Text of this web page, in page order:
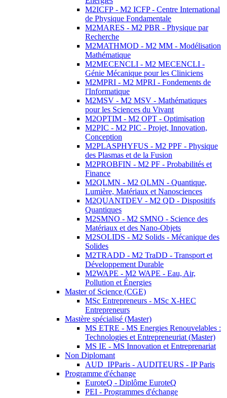
M2ICFP - M2 ICFP - Centre International
de Physique Fondamentale
M2MARES - M2 PBR - Physique par
Recherche
M2MATHMOD - M2 MM - Modélisation
Mathématique
M2MECENCLI - M2 MECENCLI -
Génie Mécanique pour les Cliniciens
M2MPRI - M2 MPRI - Fondements de
l'Informatique
M2MSV - M2 MSV - Mathématiques
pour les Sciences du Vivant
M2OPTIM - M2 OPT - Optimisation
M2PIC - M2 PIC - Projet, Innovation,
Conception
M2PLASPHYFUS - M2 PPF - Physique
des Plasmas et de la Fusion
M2PROBFIN - M2 PF - Probabilités et
Finance
M2QLMN - M2 QLMN - Quantique,
Lumière, Matériaux et Nanosciences
M2QUANTDEV - M2 QD - Dispositifs
Quantiques
M2SMNO - M2 SMNO - Science des
Matériaux et des Nano-Objets
M2SOLIDS - M2 Solids - Mécanique des
Solides
M2TRADD - M2 TraDD - Transport et
Développement Durable
M2WAPE - M2 WAPE - Eau, Air,
Pollution et Énergies
Master of Science (CGE)
MSc Entrepreneurs - MSc X-HEC
Entrepreneurs
Mastère spécialisé (Master)
MS ETRE - MS Energies Renouvelables :
Technologies et Entrepreneuriat (Master)
MS IE - MS Innovation et Entreprenariat
Non Diplomant
AUD_IPParis - AUDITEURS - IP Paris
Programme d'échange
EuroteQ - Diplôme EuroteQ
PEI - Programmes d'échange